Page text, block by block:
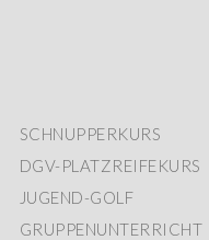
SCHNUPPERKURS
DGV-PLATZREIFEKURS
JUGEND-GOLF
GRUPPENUNTERRICHT